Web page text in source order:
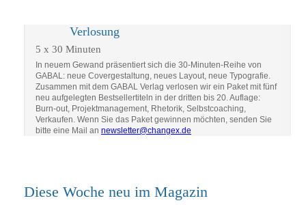
Verlosung
5 x 30 Minuten
In neuem Gewand präsentiert sich die 30-Minuten-Reihe von
GABAL: neue Covergestaltung, neues Layout, neue Typografie.
Zusammen mit dem GABAL Verlag verlosen wir ein Paket mit fünf
neu aufgelegten Bestsellertiteln in der dritten bis 20. Auflage:
Burn-out, Projektmanagement, Rhetorik, Selbstcoaching,
Verkaufen. Wenn Sie das Paket gewinnen möchten, senden Sie
bitte eine Mail an newsletter@changex.de
Diese Woche neu im Magazin